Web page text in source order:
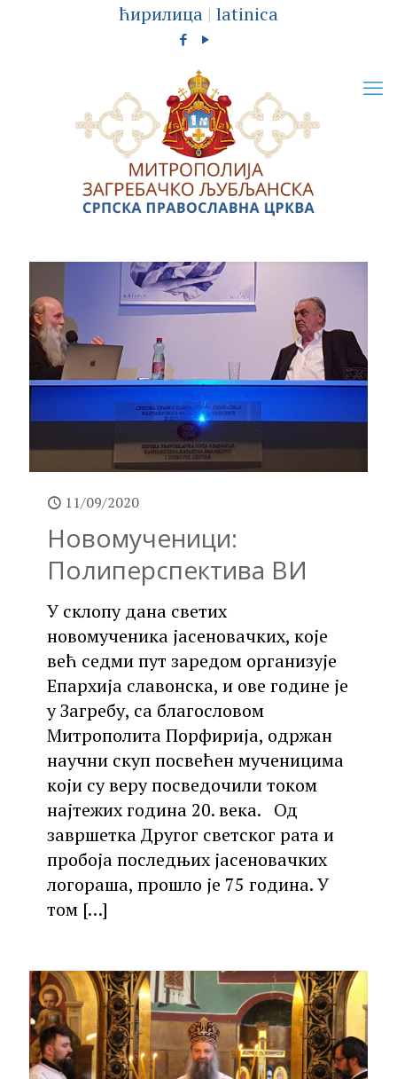
ћирилица | latinica
11/09/2020
Новомученици:
Полиперспектива ВИ
У склопу дана светих
новомученика јасеновачких, које
већ седми пут заредом организује
Епархија славонска, и ове године је
у Загребу, са благословом
Митрополита Порфирија, одржан
научни скуп посвећен мученицима
који су веру посведочили током
најтежих година 20. века. Од
завршетка Другог светског рата и
пробоја последњих јасеновачких
логораша, прошло је 75 година. У
том […]